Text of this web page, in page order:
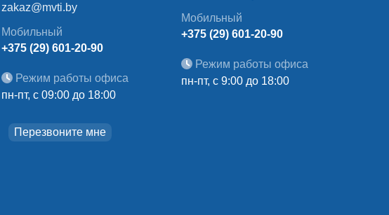
zakaz@mvti.by
Мобильный
+375 (29) 601-20-90
Режим работы офиса
пн-пт, с 09:00 до 18:00
Мобильный
+375 (29) 601-20-90
Режим работы офиса
пн-пт, с 9:00 до 18:00
Перезвоните мне